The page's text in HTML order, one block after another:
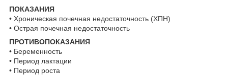
ПОКАЗАНИЯ
• Хроническая почечная недостаточность (ХПН)
• Острая почечная недостаточность
ПРОТИВОПОКАЗАНИЯ
• Беременность
• Период лактации
• Период роста